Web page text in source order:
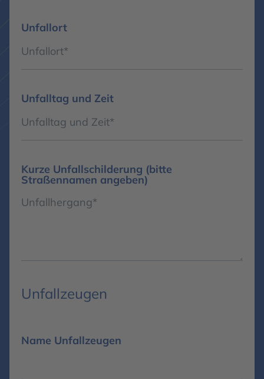
Unfallort
Unfalltag und Zeit
Kurze Unfallschilderung (bitte
Straßennamen angeben)
Unfallzeugen
Name Unfallzeugen